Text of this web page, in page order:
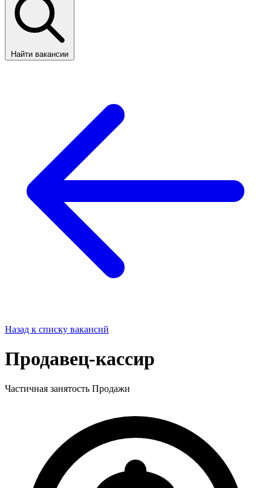
Найти вакансии
Назад к списку вакансий
Продавец-кассир
Частичная занятость Продажи